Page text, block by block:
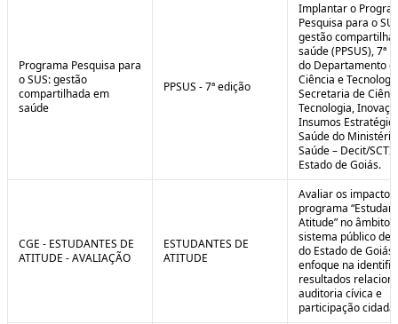
Programa Pesquisa para
o SUS: gestão
compartilhada em
saúde
PPSUS - 7ª edição
Implantar o
Pesquisa para o
gestão
saúde (PPSUS), 7ª
do Departamento
Ciência e
Secretaria de
Tecnologia,
Insumos
Saúde do
Saúde – Decit/
Estado de Goiás.
CGE - ESTUDANTES DE
ATITUDE - AVALIAÇÃO
ESTUDANTES DE
ATITUDE
Avaliar os impactos
programa
Atitude” no âmbito
sistema público de
do Estado de
enfoque na
resultados
auditoria cívica e
participação cidadã